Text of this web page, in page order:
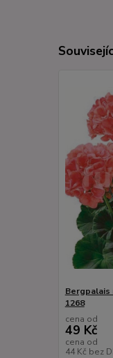
Bergpalais
1268
cena od
49 Kč
cena od
44 Kč bez